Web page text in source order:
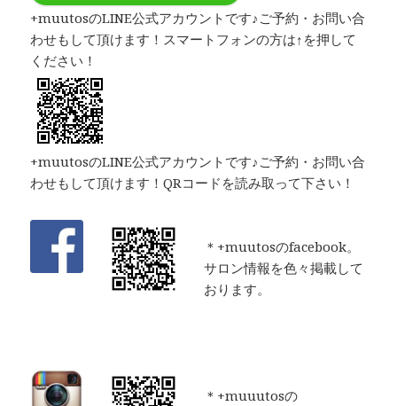
+muutosのLINE公式アカウントです♪ご予約・お問い合
わせもして頂けます！スマートフォンの方は↑を押して
ください！
+muutosのLINE公式アカウントです♪ご予約・お問い合
わせもして頂けます！QRコードを読み取って下さい！
＊+muutosのfacebook。
サロン情報を色々掲載して
おります。
＊+muuutosの